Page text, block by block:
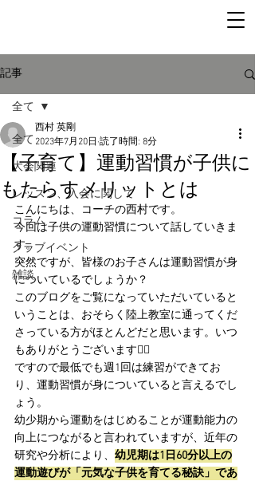
記事
全て
大会関連
レッスン、入会に関して
コラム
クラブイベント
雑談
全て
【子育て】運動習慣が子供に
もたらすメリットとは
西村 英剛
2023年7月20日 読了時間: 8分
こんにちは、コーチの西村です。
今回は子供の運動習慣について話していきま
す。
突然ですが、皆様のお子さんは運動習慣が身
についているでしょうか？
このブログをご覧になっていただいていると
いうことは、おそらく陸上教室に通ってくだ
さっている方がほとんどだと思います。いつ
もありがとうございます🙇‍♂️
ですので最低でも週1回は練習ができてお
り、運動習慣が身についていると言えるでし
ょう。
幼少期から運動をはじめることが運動能力の
向上につながると言われていますが、近年の
研究や分析により、 幼児期は1日60分以上の
運動遊びが「元気な子供を育てる秘訣」であ